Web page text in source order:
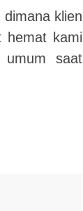
klien
hemat kami
umum saat